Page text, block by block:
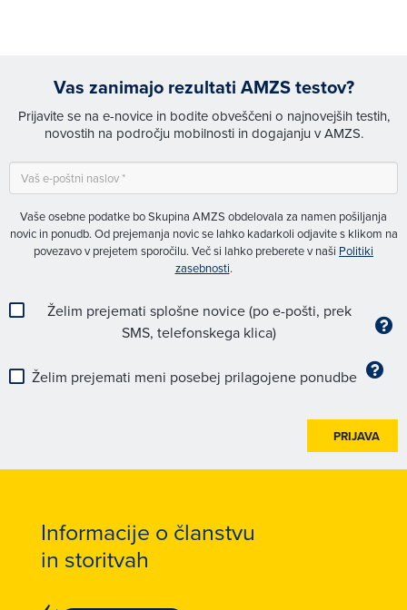
Vas zanimajo rezultati AMZS testov?
Prijavite se na e-novice in bodite obveščeni o najnovejših testih,
novostih na področju mobilnosti in dogajanju v AMZS.
Vaše osebne podatke bo Skupina AMZS obdelovala za namen pošiljanja
novic in ponudb. Od prejemanja novic se lahko kadarkoli odjavite s klikom na
povezavo v prejetem sporočilu. Več si lahko preberete v naši Politiki
zasebnosti.
Želim prejemati splošne novice (po e-pošti, prek
SMS, telefonskega klica)
Želim prejemati meni posebej prilagojene ponudbe
PRIJAVA
Informacije o članstvu
in storitvah